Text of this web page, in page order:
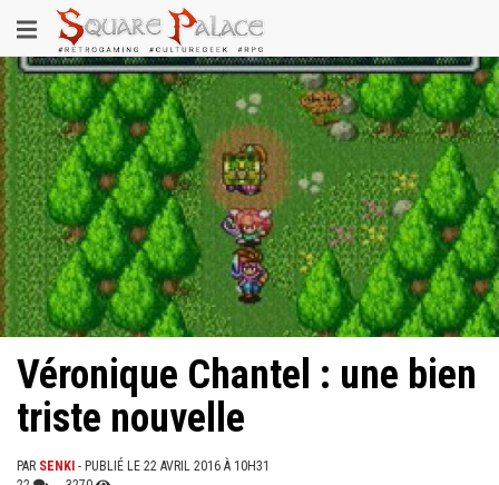
au
contenu
principal
Toggle
navigation
Véronique Chantel : une bien
triste nouvelle
PAR SENKI - PUBLIÉ LE 22 AVRIL 2016 À 10H31